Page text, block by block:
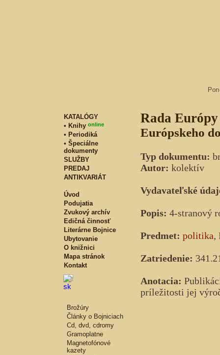
KATALÓGY
• Knihy online
• Periodiká
• Špeciálne
dokumenty
SLUŽBY
PREDAJ
ANTIKVARIÁT
Úvod
Podujatia
Zvukový archív
Edičná činnosť
Literárne Bojnice
Ubytovanie
O knižnici
Mapa stránok
Kontakt
Brožúry
Články o Bojniciach
Cd, dvd, cdromy
Gramoplatne
Magnetofónové
kazety
Rada
Európskeho
Typ dokumentu:
Autor: kolektív
Vydavateľské
Popis: 4-stranový
Predmet: politika,
Zatriedenie:
Anotacia:
príležitosti jej